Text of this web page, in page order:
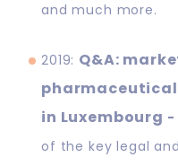
and much more.
2019: Q&A:
in Luxembourg -
of the key legal